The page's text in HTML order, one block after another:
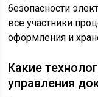
безопасности
все участники
оформления и
Какие
управления